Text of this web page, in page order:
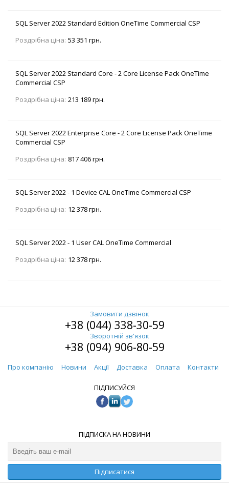
SQL Server 2022 Standard Edition OneTime Commercial CSP
Роздрібна ціна: 53 351 грн.
SQL Server 2022 Standard Core - 2 Core License Pack OneTime
Commercial CSP
Роздрібна ціна: 213 189 грн.
SQL Server 2022 Enterprise Core - 2 Core License Pack OneTime
Commercial CSP
Роздрібна ціна: 817 406 грн.
SQL Server 2022 - 1 Device CAL OneTime Commercial CSP
Роздрібна ціна: 12 378 грн.
SQL Server 2022 - 1 User CAL OneTime Commercial
Роздрібна ціна: 12 378 грн.
Замовити дзвінок
+38 (044) 338-30-59
Зворотній зв'язок
+38 (094) 906-80-59
Про компанію Новини Акції Доставка Оплата Контакти
ПІДПИСУЙСЯ
ПІДПИСКА НА НОВИНИ
Підписатися